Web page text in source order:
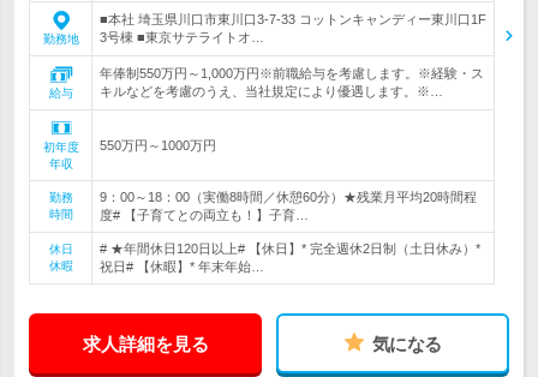
勤務地
■本社 埼玉県川口市東川口3-7-33 コットンキャンディー東川口1F
3号棟 ■東京サテライトオ…
給与
年俸制550万円～1,000万円※前職給与を考慮します。※経験・ス
キルなどを考慮のうえ、当社規定により優遇します。※…
初年度
年収
550万円～1000万円
勤務
時間
9：00～18：00（実働8時間／休憩60分）★残業月平均20時間程
度# 【子育てとの両立も！】子育…
休日
休暇
# ★年間休日120日以上# 【休日】* 完全週休2日制（土日休み）*
祝日# 【休暇】* 年末年始…
求人詳細を見る 気になる